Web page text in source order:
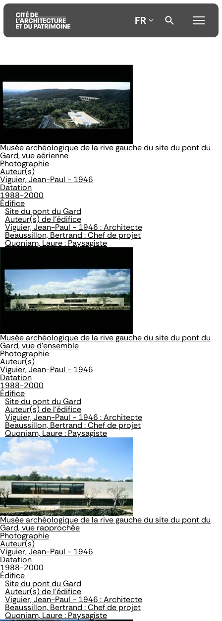
au
contenu
principal
au
menu
principal
à
la
recherche
FR
Musée archéologique de la rive gauche du site du pont du
Gard, vue aérienne
Photographie
Auteur(s)
Viguier, Jean-Paul - 1946
Datation
1988-2000
Édifice
Site du pont du Gard
Auteur(s) de l'édifice
Viguier, Jean-Paul - 1946 : Architecte
Beaussillon, Bertrand : Chef de projet
Quoniam, Laure : Paysagiste
Musée archéologique de la rive gauche du site du pont du
Gard, vue d'ensemble
Photographie
Auteur(s)
Viguier, Jean-Paul - 1946
Datation
1988-2000
Édifice
Site du pont du Gard
Auteur(s) de l'édifice
Viguier, Jean-Paul - 1946 : Architecte
Beaussillon, Bertrand : Chef de projet
Quoniam, Laure : Paysagiste
Musée archéologique de la rive gauche du site du pont du
Gard, vue rapprochée
Photographie
Auteur(s)
Viguier, Jean-Paul - 1946
Datation
1988-2000
Édifice
Site du pont du Gard
Auteur(s) de l'édifice
Viguier, Jean-Paul - 1946 : Architecte
Beaussillon, Bertrand : Chef de projet
Quoniam, Laure : Paysagiste